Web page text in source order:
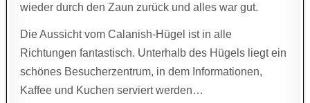
wieder durch den Zaun zurück und alles war gut.
Die Aussicht vom Calanish-Hügel ist in alle
Richtungen fantastisch. Unterhalb des Hügels liegt ein
schönes Besucherzentrum, in dem Informationen,
Kaffee und Kuchen serviert werden…